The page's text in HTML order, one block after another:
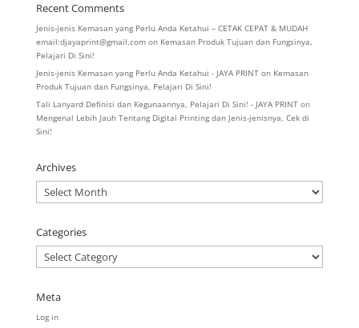
Recent Comments
Jenis-jenis Kemasan yang Perlu Anda Ketahui – CETAK CEPAT & MUDAH
email:djayaprint@gmail.comon Kemasan Produk Tujuan dan Fungsinya,
Pelajari Di Sini!
Jenis-jenis Kemasan yang Perlu Anda Ketahui - JAYA PRINTon Kemasan
Produk Tujuan dan Fungsinya, Pelajari Di Sini!
Tali Lanyard Definisi dan Kegunaannya, Pelajari Di Sini! - JAYA PRINTon
Mengenal Lebih Jauh Tentang Digital Printing dan Jenis-jenisnya, Cek di
Sini!
Archives
Archives
Categories
Categories
Meta
Log in